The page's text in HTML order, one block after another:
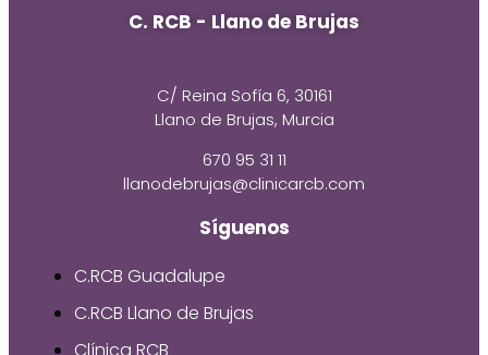
C. RCB - Llano de Brujas
C/ Reina Sofía 6, 30161
Llano de Brujas, Murcia
670 95 31 11
llanodebrujas@clinicarcb.com
Síguenos
C.RCB Guadalupe
C.RCB Llano de Brujas